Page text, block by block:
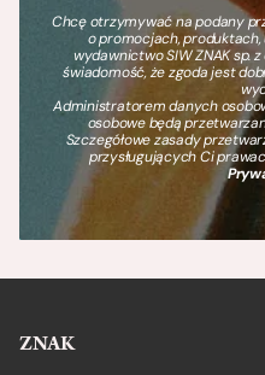
Chcę otrzymywać na podany
o promocjach,
wydawnictwo SIW ZNAK sp.
świadomość, że zgoda jest
Administratorem danych
osobowe będą
Szczegółowe zasady
przysługujących Ci
ZNAK